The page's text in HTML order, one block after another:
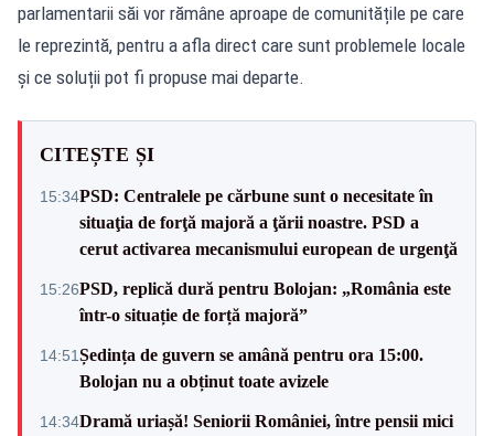
parlamentarii săi vor rămâne aproape de comunitățile pe care
le reprezintă, pentru a afla direct care sunt problemele locale
și ce soluții pot fi propuse mai departe.
CITEȘTE ȘI
15:34PSD: Centralele pe cărbune sunt o necesitate în
situaţia de forţă majoră a ţării noastre. PSD a
cerut activarea mecanismului european de urgenţă
15:26PSD, replică dură pentru Bolojan: „România este
într-o situație de forță majoră”
14:51Ședința de guvern se amână pentru ora 15:00.
Bolojan nu a obținut toate avizele
14:34Dramă uriașă! Seniorii României, între pensii mici